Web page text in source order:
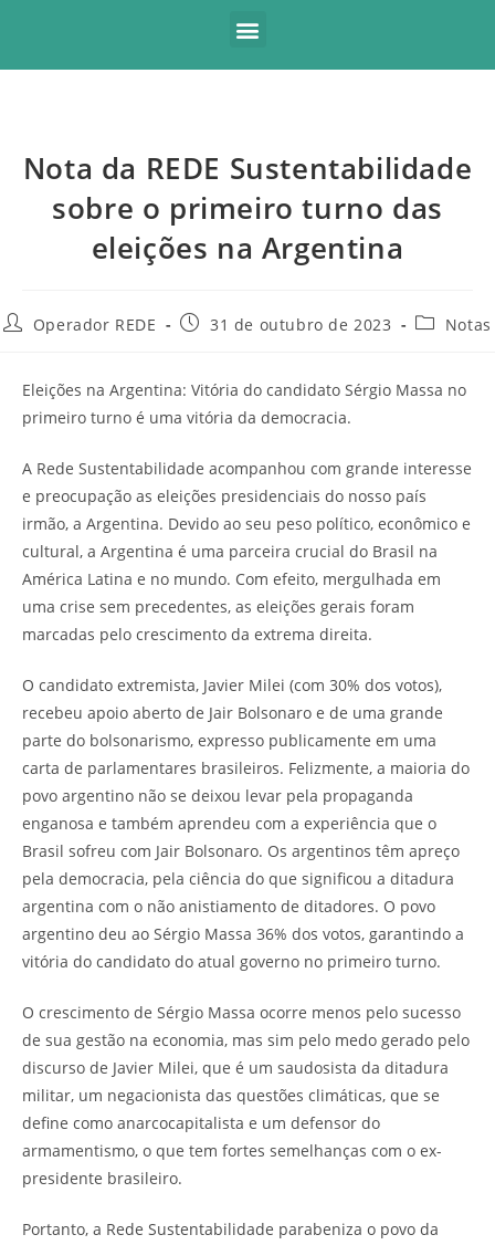
Nota da REDE Sustentabilidade
sobre o primeiro turno das
eleições na Argentina
Operador REDE 31 de outubro de 2023 Notas
Eleições na Argentina: Vitória do candidato Sérgio Massa no
primeiro turno é uma vitória da democracia.
A Rede Sustentabilidade acompanhou com grande interesse
e preocupação as eleições presidenciais do nosso país
irmão, a Argentina. Devido ao seu peso político, econômico e
cultural, a Argentina é uma parceira crucial do Brasil na
América Latina e no mundo. Com efeito, mergulhada em
uma crise sem precedentes, as eleições gerais foram
marcadas pelo crescimento da extrema direita.
O candidato extremista, Javier Milei (com 30% dos votos),
recebeu apoio aberto de Jair Bolsonaro e de uma grande
parte do bolsonarismo, expresso publicamente em uma
carta de parlamentares brasileiros. Felizmente, a maioria do
povo argentino não se deixou levar pela propaganda
enganosa e também aprendeu com a experiência que o
Brasil sofreu com Jair Bolsonaro. Os argentinos têm apreço
pela democracia, pela ciência do que significou a ditadura
argentina com o não anistiamento de ditadores. O povo
argentino deu ao Sérgio Massa 36% dos votos, garantindo a
vitória do candidato do atual governo no primeiro turno.
O crescimento de Sérgio Massa ocorre menos pelo sucesso
de sua gestão na economia, mas sim pelo medo gerado pelo
discurso de Javier Milei, que é um saudosista da ditadura
militar, um negacionista das questões climáticas, que se
define como anarcocapitalista e um defensor do
armamentismo, o que tem fortes semelhanças com o ex-
presidente brasileiro.
Portanto, a Rede Sustentabilidade parabeniza o povo da